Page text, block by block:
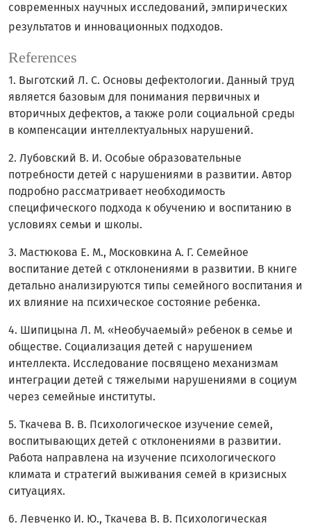
современных научных исследований, эмпирических
результатов и инновационных подходов.
References
1. Выготский Л. С. Основы дефектологии. Данный труд
является базовым для понимания первичных и
вторичных дефектов, а также роли социальной среды
в компенсации интеллектуальных нарушений.
2. Лубовский В. И. Особые образовательные
потребности детей с нарушениями в развитии. Автор
подробно рассматривает необходимость
специфического подхода к обучению и воспитанию в
условиях семьи и школы.
3. Мастюкова Е. М., Московкина А. Г. Семейное
воспитание детей с отклонениями в развитии. В книге
детально анализируются типы семейного воспитания и
их влияние на психическое состояние ребенка.
4. Шипицына Л. М. «Необучаемый» ребенок в семье и
обществе. Социализация детей с нарушением
интеллекта. Исследование посвящено механизмам
интеграции детей с тяжелыми нарушениями в социум
через семейные институты.
5. Ткачева В. В. Психологическое изучение семей,
воспитывающих детей с отклонениями в развитии.
Работа направлена на изучение психологического
климата и стратегий выживания семей в кризисных
ситуациях.
6. Левченко И. Ю., Ткачева В. В. Психологическая